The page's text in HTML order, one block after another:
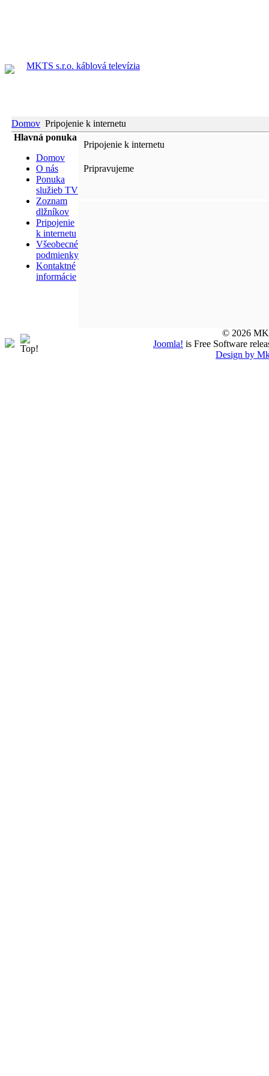
MKTS s.r.o. káblová televízia
Domov Pripojenie k internetu
Hlavná ponuka
Domov
O nás
Ponuka
služieb TV
Zoznam
dlžníkov
Pripojenie
k internetu
Všeobecné
podmienky
Kontaktné
informácie
Pripojenie k internetu
Pripravujeme
© 2026
Joomla! is Free Software
Design by